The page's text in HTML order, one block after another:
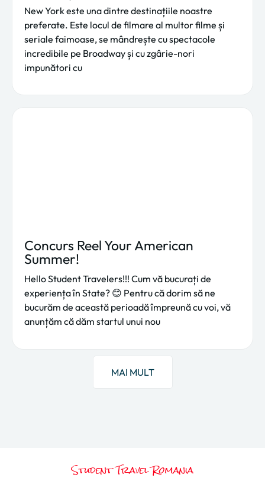
New York este una dintre destinațiile noastre
preferate. Este locul de filmare al multor filme și
seriale faimoase, se mândrește cu spectacole
incredibile pe Broadway și cu zgârie-nori
impunători cu
Concurs Reel Your American
Summer!
Hello Student Travelers!!! Cum vă bucurați de
experiența în State? 😊 Pentru că dorim să ne
bucurăm de această perioadă împreună cu voi, vă
anunțăm că dăm startul unui nou
MAI MULT
Student Travel Romania